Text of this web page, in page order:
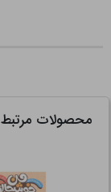
محصولات مرتبط